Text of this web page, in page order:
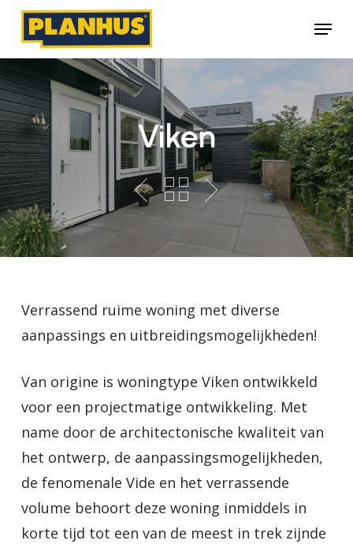
Skip
main
content
Menu
Viken
Verrassend ruime woning met diverse
aanpassings en uitbreidingsmogelijkheden!
Van origine is woningtype Viken ontwikkeld
voor een projectmatige ontwikkeling. Met
name door de architectonische kwaliteit van
het ontwerp, de aanpassingsmogelijkheden,
de fenomenale Vide en het verrassende
volume behoort deze woning inmiddels in
korte tijd tot een van de meest in trek zijnde